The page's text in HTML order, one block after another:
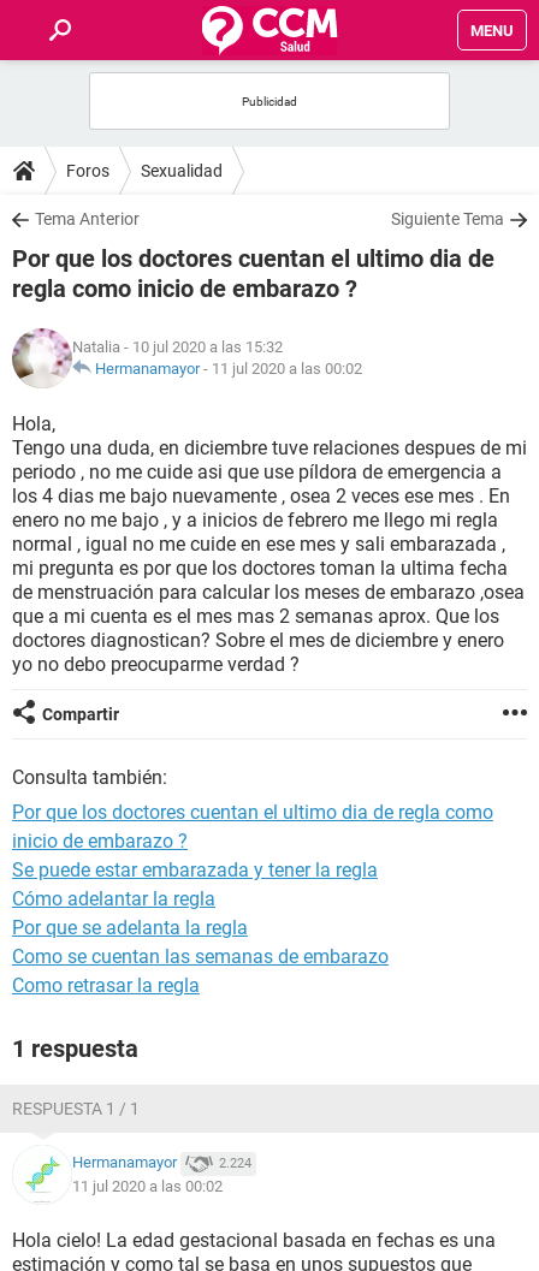
MENU
FOROS
SALUD
FAMILIA
NUTRICIÓN
SEXUALIDAD
GLOSARIO
Foros Sexualidad
Tema Anterior Siguiente Tema
Por que los doctores cuentan el ultimo dia de
regla como inicio de embarazo ?
Natalia - 10 jul 2020 a las 15:32
Hermanamayor- 11 jul 2020 a las 00:02
Hola,
Tengo una duda, en diciembre tuve relaciones despues de mi
periodo , no me cuide asi que use píldora de emergencia a
los 4 dias me bajo nuevamente , osea 2 veces ese mes . En
enero no me bajo , y a inicios de febrero me llego mi regla
normal , igual no me cuide en ese mes y sali embarazada ,
mi pregunta es por que los doctores toman la ultima fecha
de menstruación para calcular los meses de embarazo ,osea
que a mi cuenta es el mes mas 2 semanas aprox. Que los
doctores diagnostican? Sobre el mes de diciembre y enero
yo no debo preocuparme verdad ?
Compartir
Consulta también:
Por que los doctores cuentan el ultimo dia de regla como
inicio de embarazo ?
Se puede estar embarazada y tener la regla
Cómo adelantar la regla
Por que se adelanta la regla
Como se cuentan las semanas de embarazo
Como retrasar la regla
1 respuesta
RESPUESTA 1 / 1
Hermanamayor 2.224
11 jul 2020 a las 00:02
Hola cielo! La edad gestacional basada en fechas es una
estimación y como tal se basa en unos supuestos que